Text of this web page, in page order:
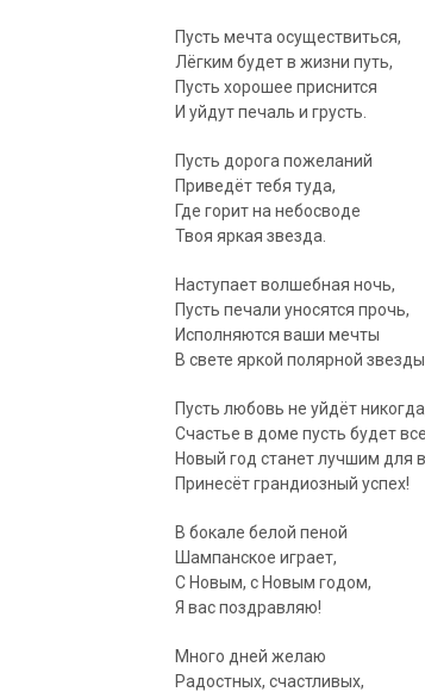
Пусть мечта осуществиться,
Лёгким будет в жизни путь,
Пусть хорошее приснится
И уйдут печаль и грусть.
Пусть дорога пожеланий
Приведёт тебя туда,
Где горит на небосводе
Твоя яркая звезда.
Наступает волшебная ночь,
Пусть печали уносятся прочь,
Исполняются ваши мечты
В свете яркой полярной звезды.
Пусть любовь не уйдёт
Счастье в доме пусть будет
Новый год станет лучшим для
Принесёт грандиозный успех!
В бокале белой пеной
Шампанское играет,
С Новым, с Новым годом,
Я вас поздравляю!
Много дней желаю
Радостных, счастливых,